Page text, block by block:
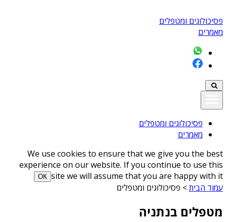
פסיכולוגים ומטפלים
מאמרים
פסיכולוגים ומטפלים
מאמרים
We use cookies to ensure that we give you the best
experience on our website. If you continue to use this
site we will assume that you are happy with it
ОК
עמוד הבית> פסיכולוגים ומטפלים
מטפלים בנתניה